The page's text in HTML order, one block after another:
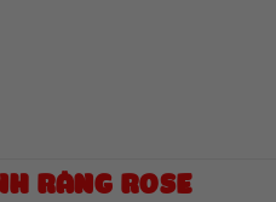
RĂNG ROSE